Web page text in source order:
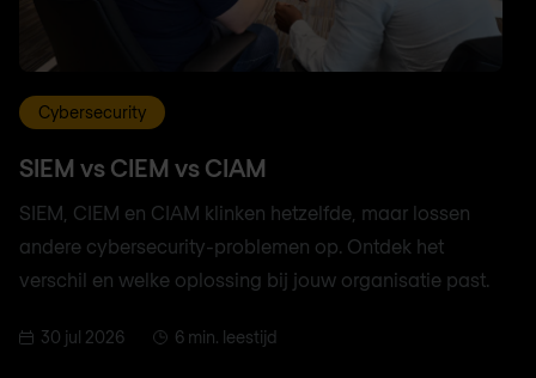
Cybersecurity
SIEM vs CIEM vs CIAM
SIEM, CIEM en CIAM klinken hetzelfde, maar lossen
andere cybersecurity-problemen op. Ontdek het
verschil en welke oplossing bij jouw organisatie past.
30 jul 2026 6 min. leestijd